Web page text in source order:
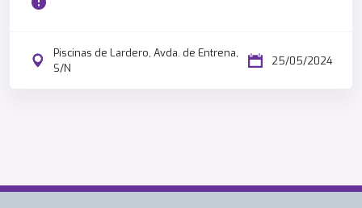
Piscinas de Lardero, Avda. de Entrena,
S/N
25/05/2024